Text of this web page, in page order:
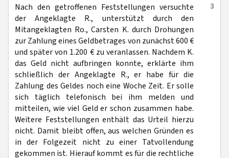
3
Nach den getroffenen Feststellungen versuchte
der Angeklagte R., unterstützt durch den
Mitangeklagten Ro., Carsten K. durch Drohungen
zur Zahlung eines Geldbetrages von zunächst 600 €
und später von 1.200 € zu veranlassen. Nachdem K.
das Geld nicht aufbringen konnte, erklärte ihm
schließlich der Angeklagte R., er habe für die
Zahlung des Geldes noch eine Woche Zeit. Er solle
sich täglich telefonisch bei ihm melden und
mitteilen, wie viel Geld er schon zusammen habe.
Weitere Feststellungen enthält das Urteil hierzu
nicht. Damit bleibt offen, aus welchen Gründen es
in der Folgezeit nicht zu einer Tatvollendung
gekommen ist. Hierauf kommt es für die rechtliche